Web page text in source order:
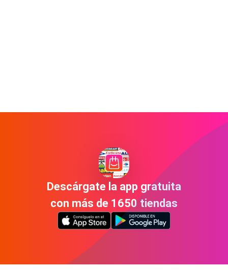
Descárgate la app gratuita
con más de 1650 tiendas